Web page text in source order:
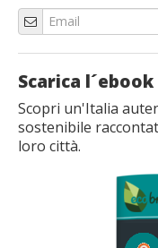
Scarica
Scopri un'Italia
sostenibile
loro città.